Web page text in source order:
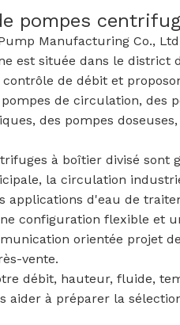
pompes
Manufacturing Co.,
est située dans le district
de débit et
de circulation, des
des pompes
à boîtier divisé
la circulation
applications d'eau de
configuration flexible et
orientée projet
vente.
débit, hauteur, fluide,
aider à préparer la